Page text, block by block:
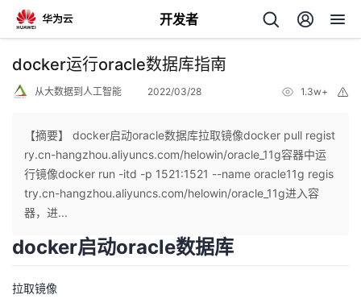
开发者
返
个
docker运行oracle数据库指南
从大数据到人工智能 2022/03/28 1.3w+
【摘要】 docker启动oracle数据库拉取镜像docker pull regist
ry.cn-hangzhou.aliyuncs.com/helowin/oracle_11g容器中运
行镜像docker run -itd -p 1521:1521 --name oracle11g regis
try.cn-hangzhou.aliyuncs.com/helowin/oracle_11g进入容
器，进...
docker启动oracle数据库
拉取镜像